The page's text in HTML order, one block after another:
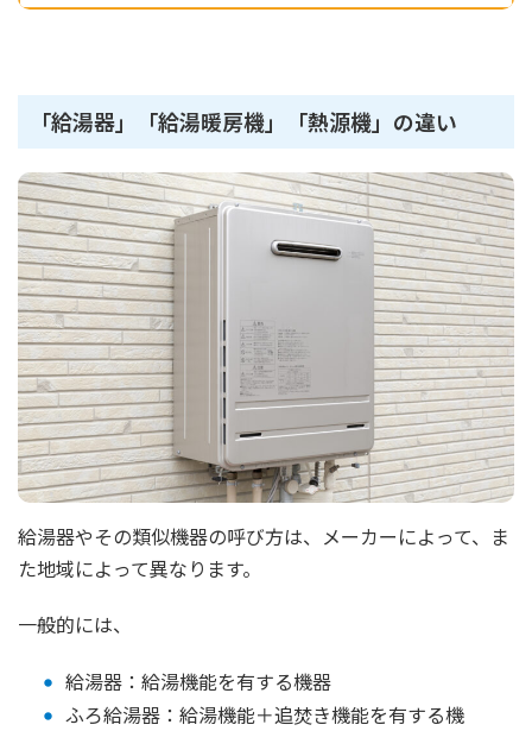
「給湯器」「給湯暖房機」「熱源機」の違い
給湯器やその類似機器の呼び方は、メーカーによって、ま
た地域によって異なります。
一般的には、
給湯器：給湯機能を有する機器
ふろ給湯器：給湯機能＋追焚き機能を有する機